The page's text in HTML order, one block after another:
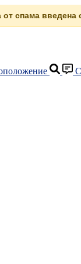
спама введена